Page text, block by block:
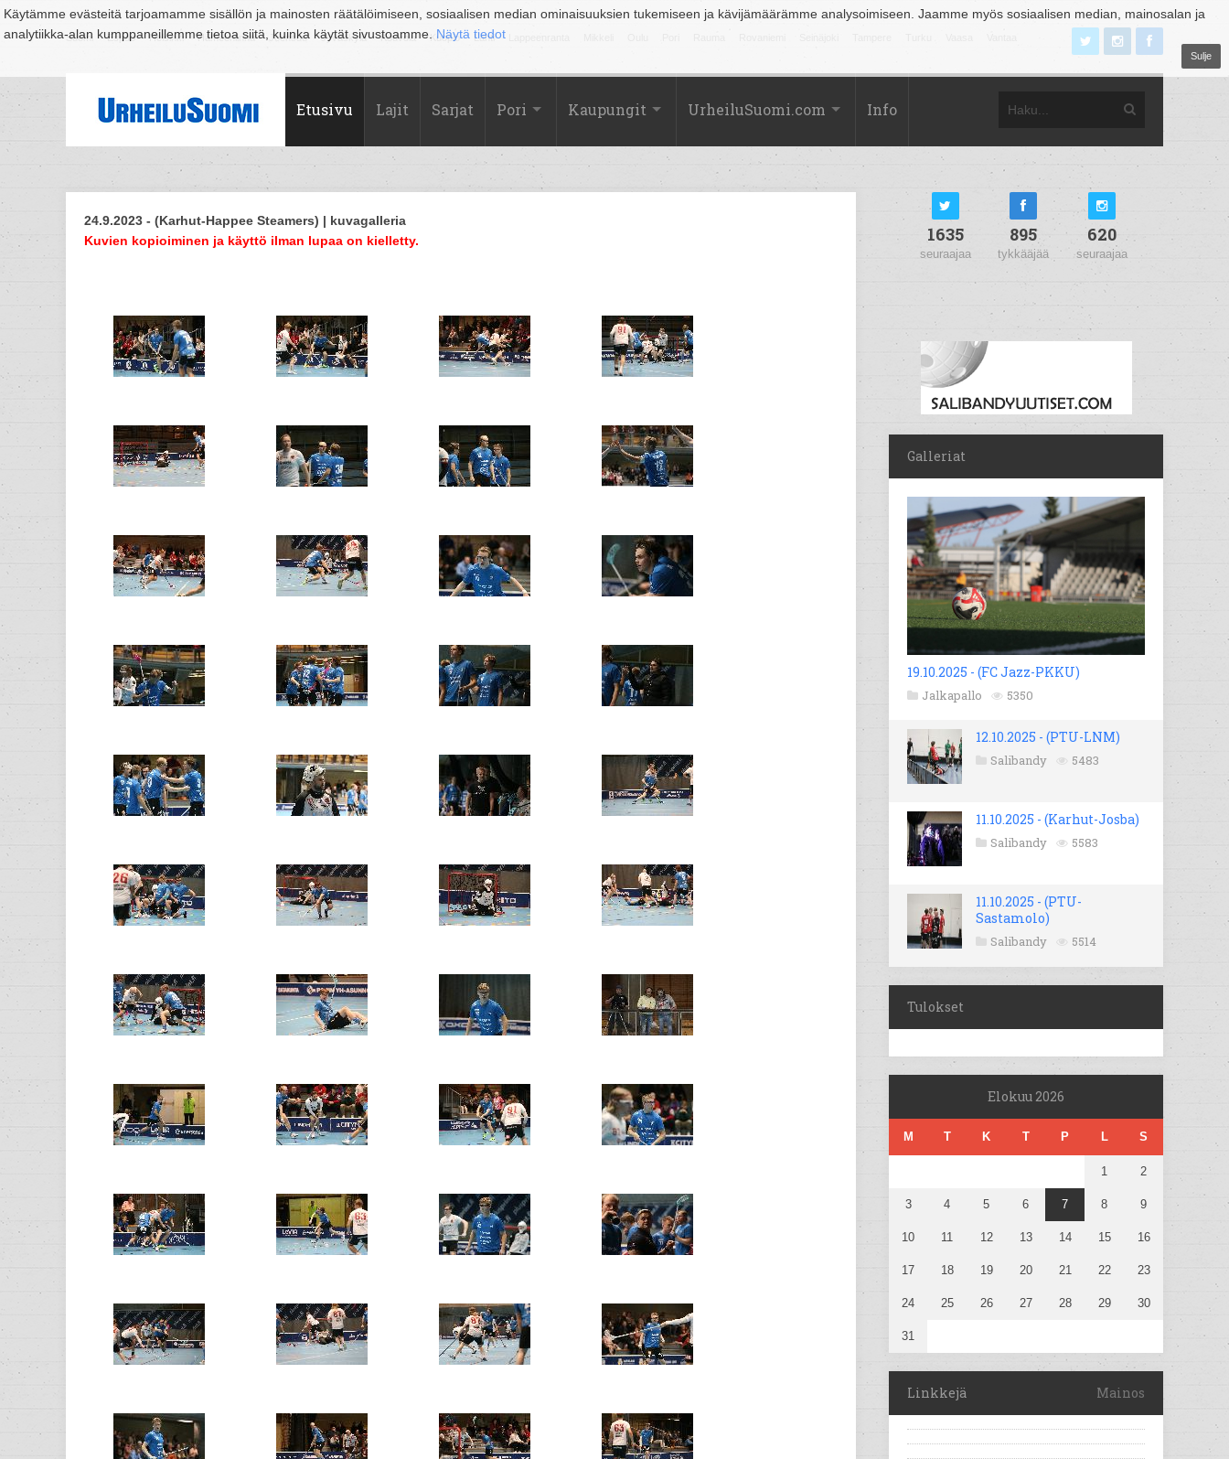
Käytämme evästeitä tarjoamamme sisällön ja mainosten räätälöimiseen, sosiaalisen median ominaisuuksien tukemiseen ja kävijämäärämme analysoimiseen. Jaamme myös sosiaalisen median, mainosalan ja
analytiikka-alan kumppaneillemme tietoa siitä, kuinka käytät sivustoamme. Näytä tiedot
Sulje
Suomi Espoo Helsinki Hämeenlinna Joensuu Jyväskylä Kouvola Kuopio Lahti
Etusivu Lajit Sarjat Pori Kaupungit UrheiluSuomi.com Info
24.9.2023 - (Karhut-Happee Steamers) | kuvagalleria
Kuvien kopioiminen ja käyttö ilman lupaa on kielletty.
1635
seuraajaa
895
tykkääjää
620
seuraajaa
Galleriat
19.10.2025 - (FC Jazz-PKKU)
Jalkapallo 5350
12.10.2025 - (PTU-LNM)
Salibandy 5483
11.10.2025 - (Karhut-Josba)
Salibandy 5583
11.10.2025 - (PTU-
Sastamolo)
Salibandy 5514
Tulokset
Elokuu 2026
M T K T P L S
1 2
3 4 5 6 7 8 9
10 11 12 13 14 15 16
17 18 19 20 21 22 23
24 25 26 27 28 29 30
31
Linkkejä Mainos